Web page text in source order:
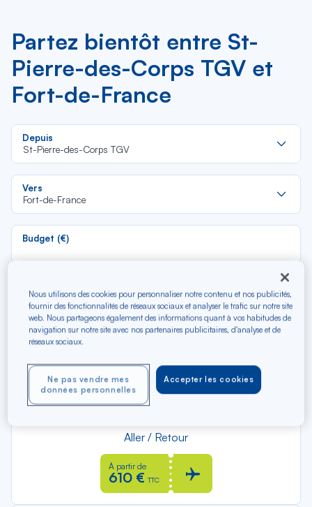
Partez bientôt entre St-
Pierre-des-Corps TGV et
Fort-de-France
Depuis
St-Pierre-des-Corps TGV
Vers
Fort-de-France
Budget (€)
Aller-Retour Aller simple
St-Pierre-des-Corps
TGV (TUF)
Fort-de-France (FDF)
Aller / Retour
À partir de
610 € TTC
Nous utilisons des cookies pour personnaliser notre contenu et nos publicités,
fournir des fonctionnalités de réseaux sociaux et analyser le trafic sur notre site
web. Nous partageons également des informations quant à vos habitudes de
navigation sur notre site avec nos partenaires publicitaires, d'analyse et de
réseaux sociaux.
Accepter les cookies
Ne pas vendre mes
données personnelles